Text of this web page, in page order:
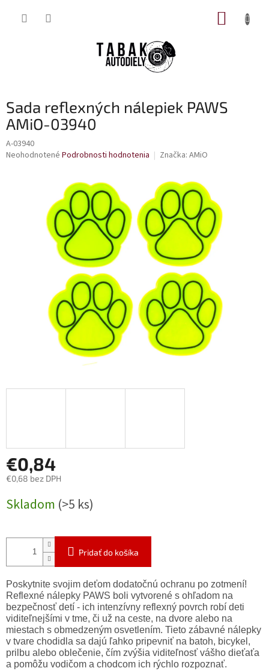
Sada reflexných nálepiek PAWS
AMiO-03940
A-03940
Priemerné
hviezdičiek.
Neohodnotené Podrobnosti hodnotenia Značka: AMiO
€0,84
€0,68 bez DPH
cena:
Skladom (>5 ks)
Pridať do košíka
Poskytnite svojim deťom dodatočnú ochranu po zotmení!
Reflexné nálepky PAWS boli vytvorené s ohľadom na
bezpečnosť detí - ich intenzívny reflexný povrch robí deti
viditeľnejšími v tme, či už na ceste, na dvore alebo na
miestach s obmedzeným osvetlením. Tieto zábavné nálepky
v tvare chodidla sa dajú ľahko pripevniť na batoh, bicykel,
prilbu alebo oblečenie, čím zvýšia viditeľnosť vášho dieťaťa
a pomôžu vodičom a chodcom ich rýchlo rozpoznať.